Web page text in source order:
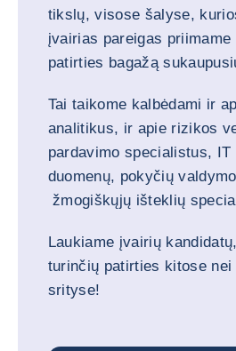
tikslų, visose šalyse,
įvairias pareigas
patirties bagažą
Tai taikome kalbėdami ir
analitikus, ir apie rizikos
pardavimo specialistus, IT
duomenų, pokyčių
žmogiškųjų išteklių
Laukiame įvairių
turinčių patirties kitose nei
srityse!